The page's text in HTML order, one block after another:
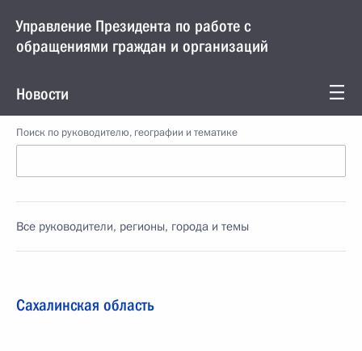
Управление Президента по работе с
обращениями граждан и организаций
Новости
Поиск по руководителю, географии и тематике
Все руководители, регионы, города и темы
Сахалинская область